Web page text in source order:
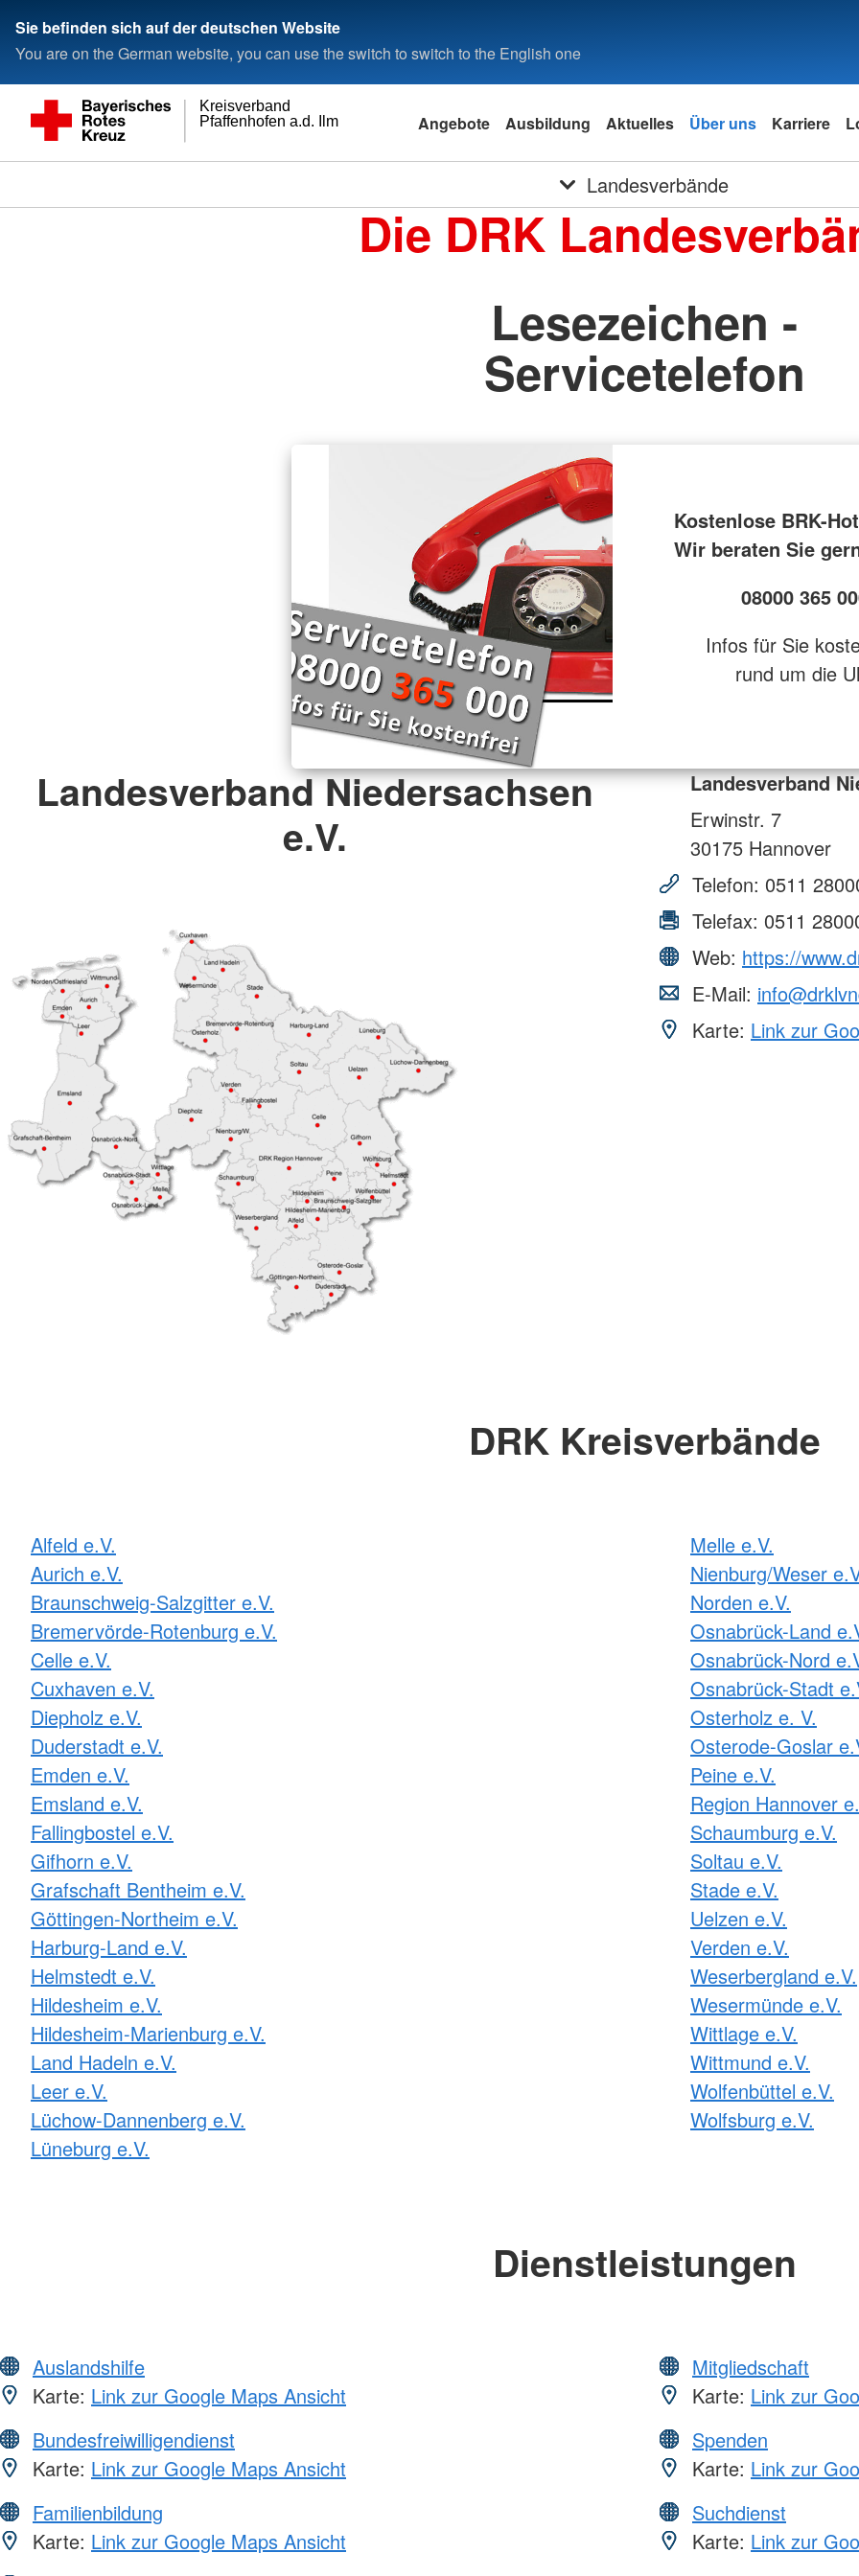
Sie befinden sich auf der deutschen Website
You are on the German website, you can use the switch to switch to the English one
Pfaffenhofen a.d. Ilm
Kreisverband
Angebote Ausbildung Aktuelles Über uns Karriere
Landesverbände
Die DRK
Lesezeichen -
Servicetelefon
Kostenlose BRK-
Wir beraten Sie
08000 365
Infos für Sie
rund um die
Landesverband Niedersachsen
e.V.
Landesverband
Erwinstr. 7
30175 Hannover
Telefon: 0511
Telefax: 0511
Web: https://
E-Mail:
Karte: Link zur
DRK Kreisverbände
Alfeld e.V.
Aurich e.V.
Braunschweig-Salzgitter e.V.
Bremervörde-Rotenburg e.V.
Celle e.V.
Cuxhaven e.V.
Diepholz e.V.
Duderstadt e.V.
Emden e.V.
Emsland e.V.
Fallingbostel e.V.
Gifhorn e.V.
Grafschaft Bentheim e.V.
Göttingen-Northeim e.V.
Harburg-Land e.V.
Helmstedt e.V.
Hildesheim e.V.
Hildesheim-Marienburg e.V.
Land Hadeln e.V.
Leer e.V.
Lüchow-Dannenberg e.V.
Lüneburg e.V.
Melle e.V.
Nienburg/Weser
Norden e.V.
Osnabrück-Land
Osnabrück-Nord
Osnabrück-Stadt
Osterholz e. V.
Osterode-Goslar
Peine e.V.
Region Hannover
Schaumburg e.V.
Soltau e.V.
Stade e.V.
Uelzen e.V.
Verden e.V.
Weserbergland e.V.
Wesermünde e.V.
Wittlage e.V.
Wittmund e.V.
Wolfenbüttel e.V.
Wolfsburg e.V.
Dienstleistungen
Auslandshilfe
Karte: Link zur Google Maps Ansicht
Bundesfreiwilligendienst
Karte: Link zur Google Maps Ansicht
Familienbildung
Karte: Link zur Google Maps Ansicht
Mitgliedschaft
Karte: Link zur
Spenden
Karte: Link zur
Suchdienst
Karte: Link zur